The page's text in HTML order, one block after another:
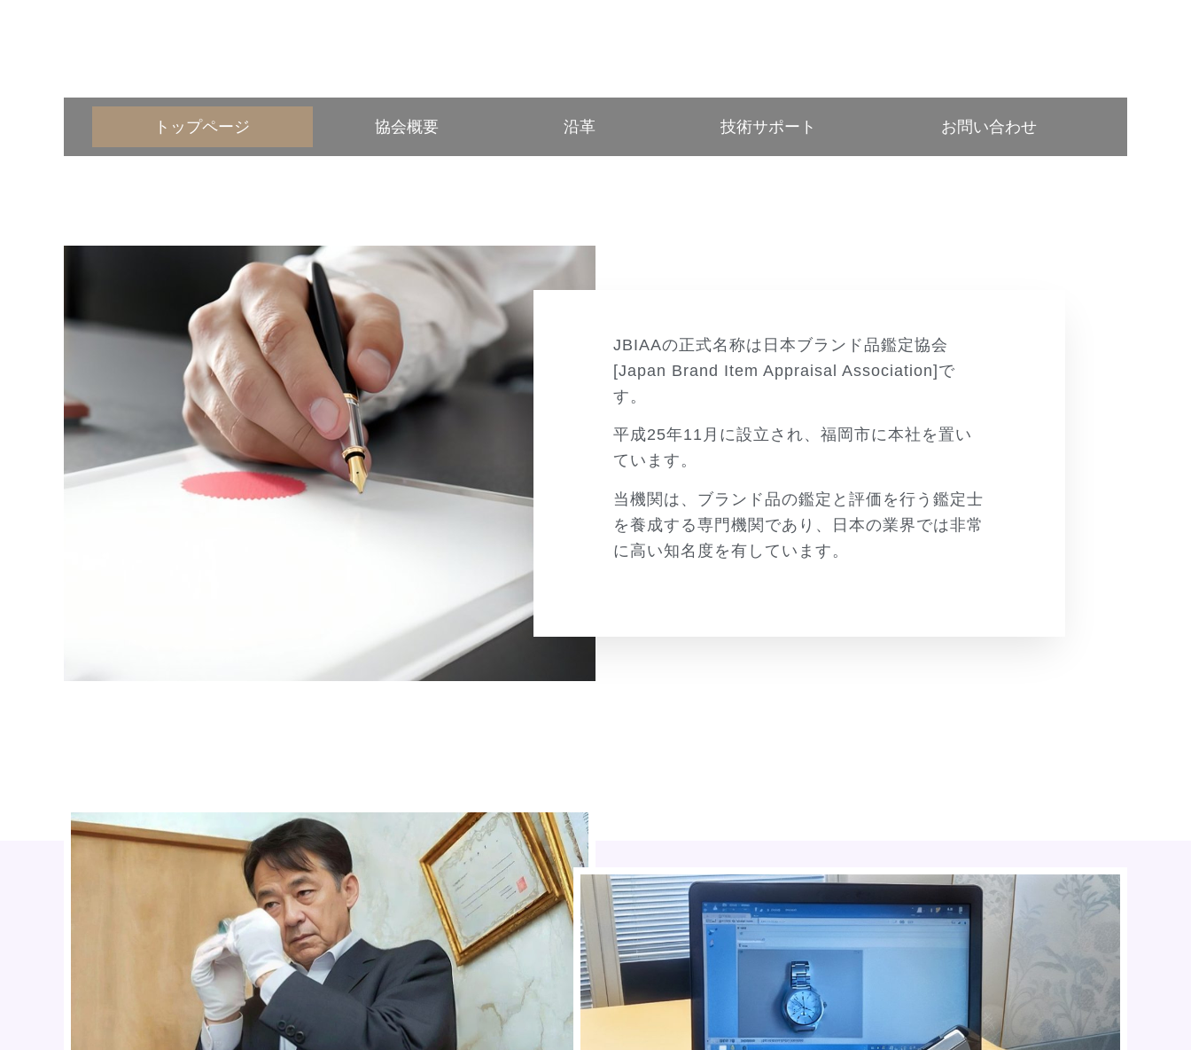
トップページ 協会概要 沿革 技術サポート お問い合わせ
JBIAAの正式名称は日本ブランド品鑑定協会
[Japan Brand Item Appraisal Association]で
す。
平成25年11月に設立され、福岡市に本社を置い
ています。
当機関は、ブランド品の鑑定と評価を行う鑑定士
を養成する専門機関であり、日本の業界では非常
に高い知名度を有しています。